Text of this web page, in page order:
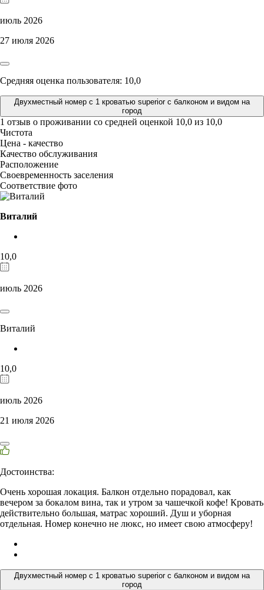
июль 2026
27 июля 2026
Средняя оценка пользователя: 10,0
Двухместный номер с 1 кроватью superior с балконом и видом на
город
1 отзыв о проживании со средней оценкой 10,0 из 10,0
Чистота
Цена - качество
Качество обслуживания
Расположение
Своевременность заселения
Соответствие фото
Виталий
10,0
июль 2026
Виталий
10,0
июль 2026
21 июля 2026
Достоинства:
Очень хорошая локация. Балкон отдельно порадовал, как
вечером за бокалом вина, так и утром за чашечкой кофе! Кровать
действительно большая, матрас хороший. Душ и уборная
отдельная. Номер конечно не люкс, но имеет свою атмосферу!
Двухместный номер с 1 кроватью superior с балконом и видом на
город